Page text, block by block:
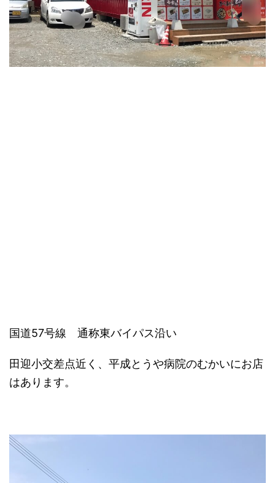
国道57号線 通称東バイパス沿い
田迎小交差点近く、平成とうや病院のむかいにお店
はあります。